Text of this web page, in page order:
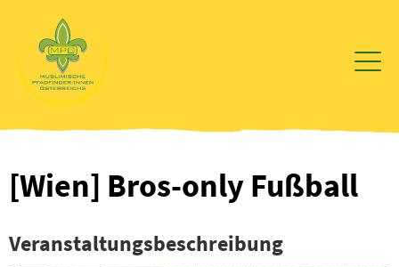
wechseln
[Wien] Bros-only Fußball
Veranstaltungsbeschreibung